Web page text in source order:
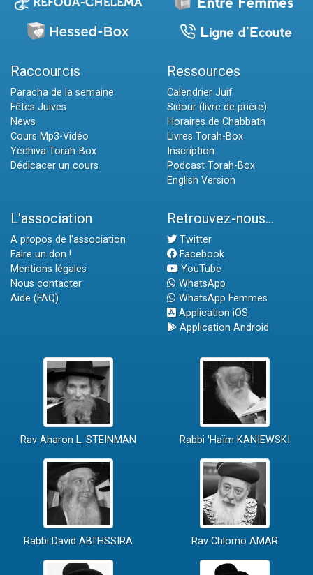
Raccourcis
Paracha de la semaine
Fêtes Juives
News
Cours Mp3-Vidéo
Yéchiva Torah-Box
Dédicacer un cours
Ressources
Calendrier Juif
Sidour (livre de prière)
Horaires de Chabbath
Livres Torah-Box
Inscription
Podcast Torah-Box
English Version
L'association
A propos de l'association
Faire un don !
Mentions légales
Nous contacter
Aide (FAQ)
Retrouvez-nous...
Twitter
Facebook
YouTube
WhatsApp
WhatsApp Femmes
Application iOS
Application Android
Rav Aharon L. STEINMAN Rabbi 'Haïm KANIEWSKI
Rabbi David ABI'HSSIRA Rav Chlomo AMAR